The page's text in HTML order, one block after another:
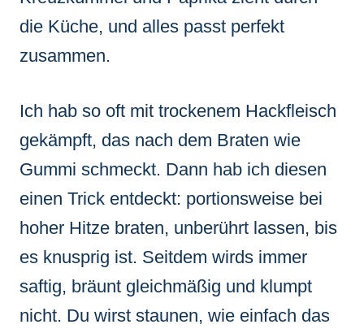
die Küche, und alles passt perfekt
zusammen.
Ich hab so oft mit trockenem Hackfleisch
gekämpft, das nach dem Braten wie
Gummi schmeckt. Dann hab ich diesen
einen Trick entdeckt: portionsweise bei
hoher Hitze braten, unberührt lassen, bis
es knusprig ist. Seitdem wirds immer
saftig, bräunt gleichmäßig und klumpt
nicht. Du wirst staunen, wie einfach das